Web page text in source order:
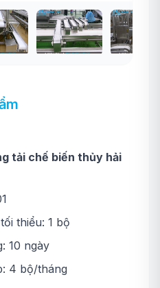
tải chế biến thủy hải
thiểu: 1 bộ
10 ngày
4 bộ/tháng